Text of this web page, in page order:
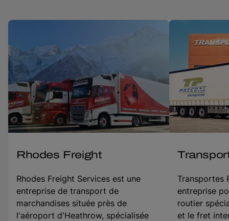
Rhodes Freight
Rhodes Freight Services est une
entreprise de transport de
marchandises située près de
l'aéroport d'Heathrow, spécialisée
Transportes
entreprise
routier
et le fret